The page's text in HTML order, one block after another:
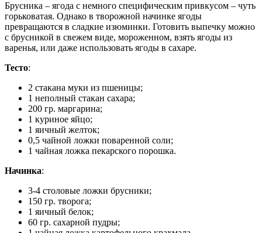
Брусника – ягода с немного специфическим привкусом – чуть
горьковатая. Однако в творожной начинке ягоды
превращаются в сладкие изюминки. Готовить выпечку можно
с брусникой в свежем виде, мороженном, взять ягоды из
варенья, или даже использовать ягоды в сахаре.
Тесто:
2 стакана муки из пшеницы;
1 неполный стакан сахара;
200 гр. маргарина;
1 куриное яйцо;
1 яичный желток;
0,5 чайной ложки поваренной соли;
1 чайная ложка пекарского порошка.
Начинка:
3-4 столовые ложки брусники;
150 гр. творога;
1 яичный белок;
60 гр. сахарной пудры;